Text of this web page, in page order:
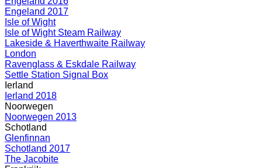
Engeland 2017
Isle of Wight
Isle of Wight Steam Railway
Lakeside & Haverthwaite Railway
London
Ravenglass & Eskdale Railway
Settle Station Signal Box
Ierland
Ierland 2018
Noorwegen
Noorwegen 2013
Schotland
Glenfinnan
Schotland 2017
The Jacobite